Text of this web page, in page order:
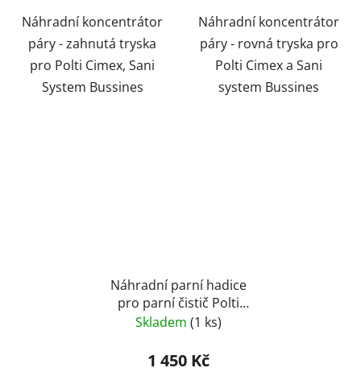
Náhradní koncentrátor
páry - zahnutá tryska
pro Polti Cimex, Sani
System Bussines
Náhradní koncentrátor
páry - rovná tryska pro
Polti Cimex a Sani
system Bussines
Náhradní parní hadice
pro parní čistič Polti
Vaporetto ECO PRO
(SLDB2336)
Skladem (1 ks)
1 450 Kč